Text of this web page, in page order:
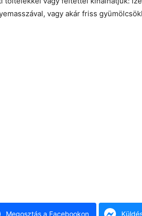
vagy akár friss
Megosztás a Facebookon